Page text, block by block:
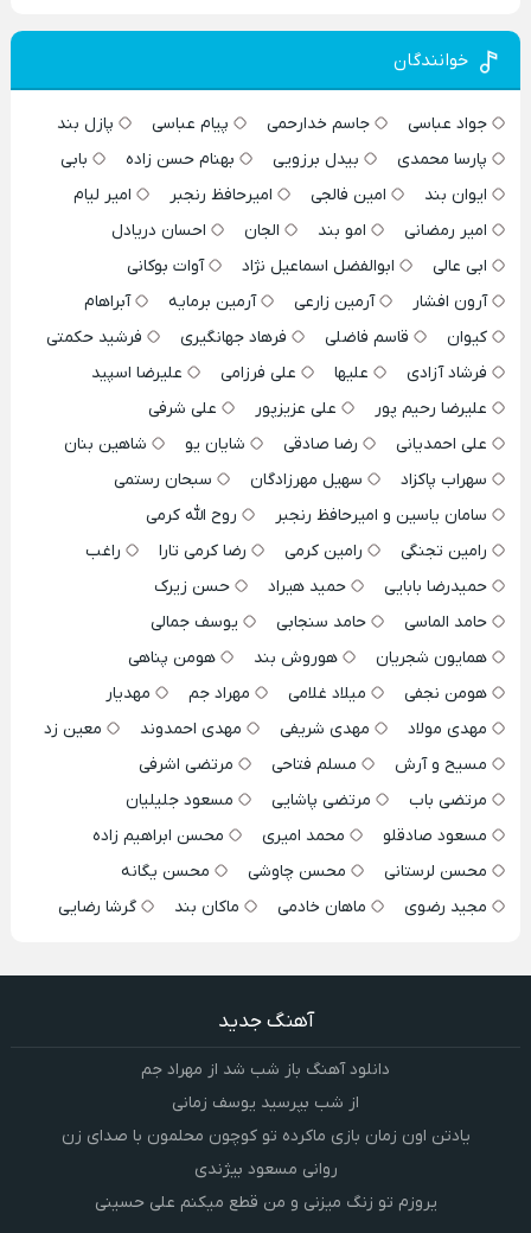
خوانندگان
جواد عباسی جاسم خدارحمی پیام عباسی
پازل بند
پارسا محمدی
بیدل برزویی بهنام حسن زاده
بابی
ایوان بند
امین فالجی امیرحافظ رنجبر
امیر لیام
امیر رمضانی
امو بند الجان
احسان دریادل
ابی عالی
ابوالفضل اسماعیل نژاد
آوات بوکانی
آرون افشار
آرمین زارعی آرمین برمایه
آبراهام
کیوان
قاسم فاضلی فرهاد جهانگیری
فرشید حکمتی
فرشاد آزادی
علیها علی فرزامی
علیرضا اسپید
علیرضا رحیم پور
علی عزیزپور
علی شرفی
علی احمدیانی
رضا صادقی شایان یو
شاهین بنان
سهراب پاکزاد
سهیل مهرزادگان
سبحان رستمی
سامان یاسین و امیرحافظ رنجبر
روح الله کرمی
رامین تجنگی
رامین کرمی رضا کرمی تارا
راغب
حمیدرضا بابایی
حمید هیراد
حسن زیرک
حامد الماسی
حامد سنجابی
یوسف جمالی
همایون شجریان
هوروش بند
هومن پناهی
هومن نجفی
میلاد غلامی مهراد جم
مهدیار
مهدی مولاد
مهدی شریفی مهدی احمدوند
معین زد
مسیح و آرش
مسلم فتاحی
مرتضی اشرفی
مرتضی باب
مرتضی پاشایی
مسعود جلیلیان
مسعود صادقلو
محمد امیری
محسن ابراهیم زاده
محسن لرستانی
محسن چاوشی
محسن یگانه
مجید رضوی
ماهان خادمی ماکان بند گرشا رضایی
آهنگ جدید
دانلود آهنگ باز شب شد از مهراد جم
از شب بپرسید یوسف زمانی
یادتن اون زمان بازی ماکرده تو کوچون محلمون با صدای زن
روانی مسعود بیژندی
یروزم تو زنگ میزنی و من قطع میکنم علی حسینی